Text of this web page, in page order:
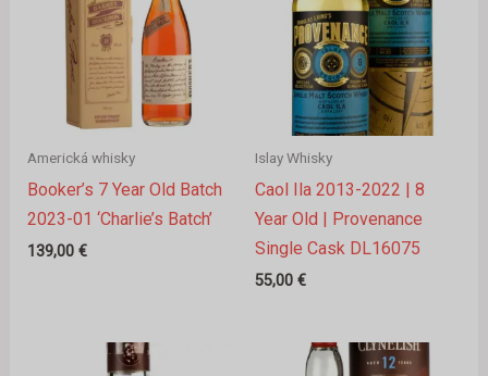
Americká whisky
Booker’s 7 Year Old Batch
2023-01 ‘Charlie’s Batch’
139,00 €
Islay Whisky
Caol Ila 2013-2022 | 8
Year Old | Provenance
Single Cask DL16075
55,00 €